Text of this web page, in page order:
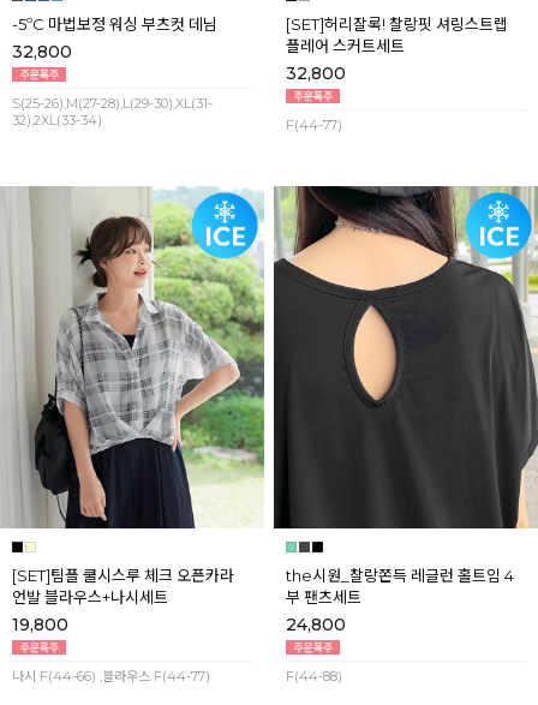
-5ºC 마법보정 워싱 부츠컷 데님
32,800
S(25-26),M(27-28),L(29-30),XL(31-
32),2XL(33-34)
[SET]허리잘록! 찰랑핏 셔링스트랩
플레어 스커트세트
32,800
F(44-77)
[SET]팀플 쿨시스루 체크 오픈카라
언발 블라우스+나시세트
19,800
나시 F(44-66) ,블라우스 F(44-77)
the시원_찰랑쫀득 레글런 홀트임 4
부 팬츠세트
24,800
F(44-88)